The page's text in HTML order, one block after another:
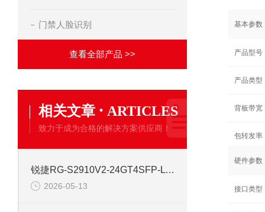
门禁人脸识别
查看全部产品 >>
相关文章 · ARTICLES
致力于成为合格的解决方案供应商！
锐捷RG-S2910V2-24GT4SFP-L 24口网管千兆交换机
2026-05-13
基本参数
产品型号
产品类型
背板带宽
包转发率
硬件参数
接口类型